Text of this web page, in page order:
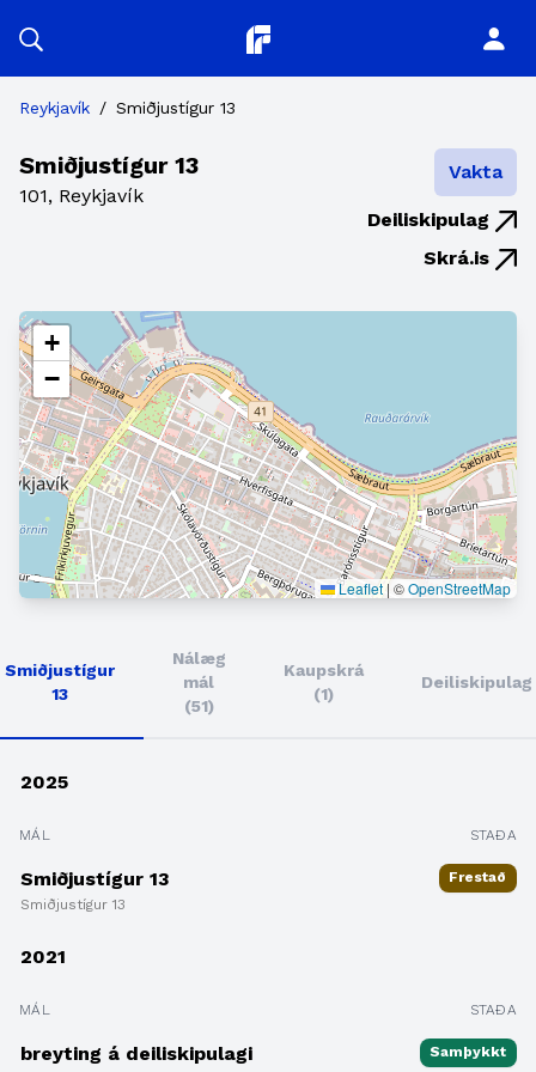
Planitor
Reykjavík / Smiðjustígur 13
Smiðjustígur 13
101, Reykjavík
Deiliskipulag
Skrá.is
Vakta
+
−
Leaflet| ©OpenStreetMap
Smiðjustígur
13
Nálæg
mál
(51)
Kaupskrá
(1)
Deiliskipulag
2025
MÁL STAÐA
Smiðjustígur 13
Smiðjustígur 13
Frestað
2021
MÁL STAÐA
breyting á deiliskipulagi Samþykkt